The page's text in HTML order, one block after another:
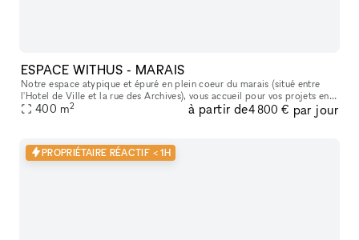
ESPACE WITHUS - MARAIS
Notre espace atypique et épuré en plein coeur du marais (situé entre
l'Hotel de Ville et la rue des Archives), vous accueil pour vos projets en
tout genre : Shooting/tournage , défilé , showroom , pr
400 m2 à partir de4 800 € par jour
PROPRIÉTAIRE RÉACTIF < 1H